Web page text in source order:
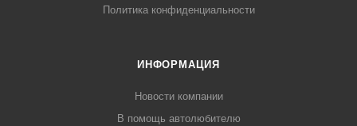
Политика конфиденциальности
ИНФОРМАЦИЯ
Новости компании
В помощь автолюбителю